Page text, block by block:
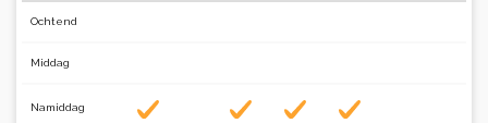
Ochtend
Middag
Namiddag